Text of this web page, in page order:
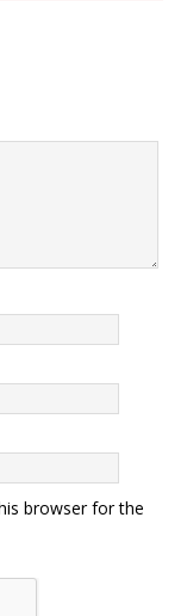
browser for the